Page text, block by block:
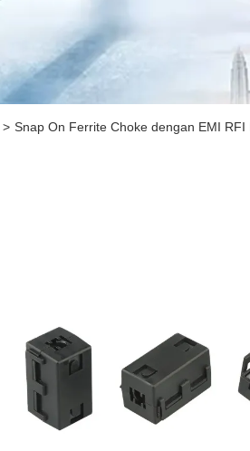
> Snap On Ferrite Choke dengan EMI